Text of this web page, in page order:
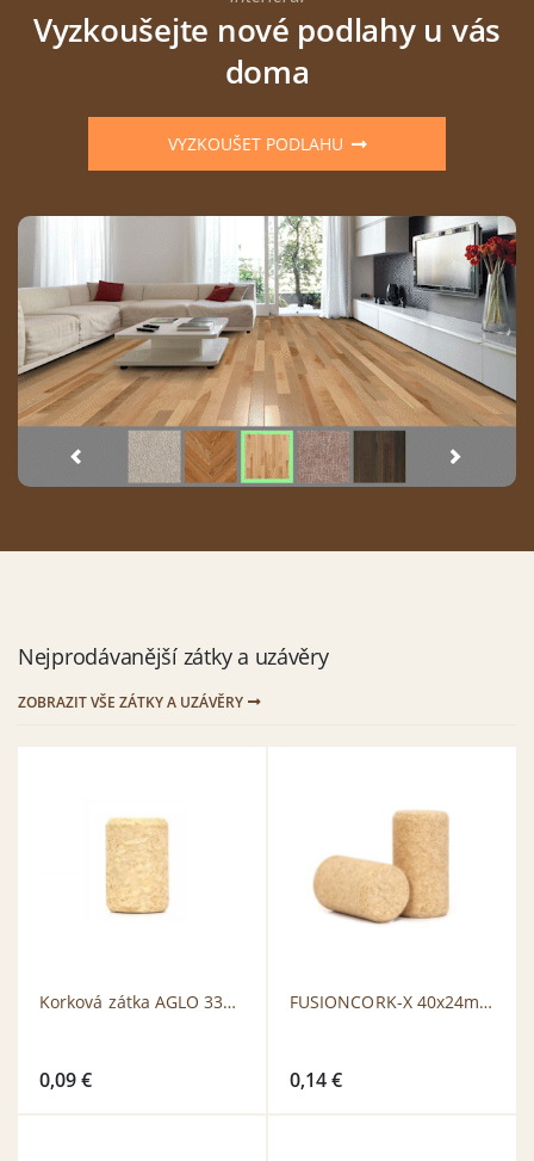
Vyzkoušejte nové podlahy u vás
doma
VYZKOUŠET PODLAHU
Nejprodávanější zátky a uzávěry
ZOBRAZIT VŠE ZÁTKY A UZÁVĚRY
Korková zátka AGLO 33x21mm
0,09€
FUSIONCORK-X 40x24mm TCA free
0,14€